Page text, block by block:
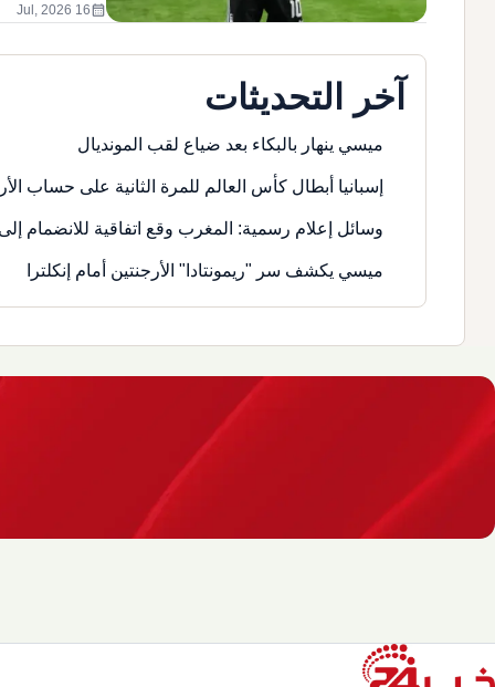
calendar_month
16 Jul, 2026
آخر التحديثات
ميسي ينهار بالبكاء بعد ضياع لقب المونديال
إسبانيا أبطال كأس العالم للمرة الثانية على حساب
وسائل إعلام رسمية: المغرب وقع اتفاقية للانضمام
ميسي يكشف سر "ريمونتادا" الأرجنتين أمام إنكلترا